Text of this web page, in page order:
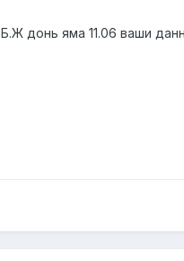
донь яма 11.06 ваши